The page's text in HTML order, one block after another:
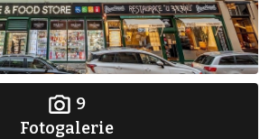
9
Fotogalerie